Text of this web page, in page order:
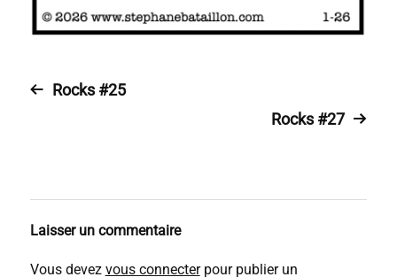
Rocks #25
Rocks #27
Laisser un commentaire
Vous devez vous connecterpour publier un